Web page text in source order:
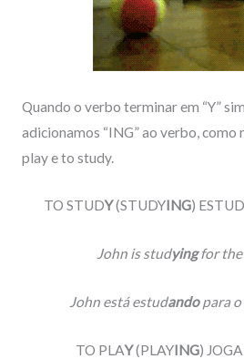
Quando o verbo terminar em “Y”
adicionamos “ING” ao verbo, como
play e to study.
TO STUDY(STUDYING)
John is studyingfor the
John está estudandopara o
TO PLAY(PLAYING)